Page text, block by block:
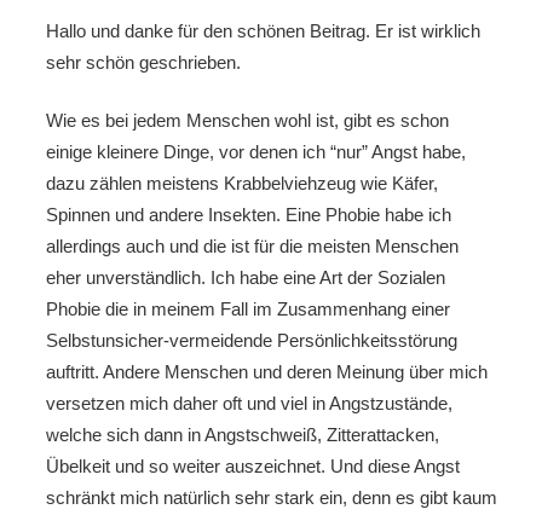
Hallo und danke für den schönen Beitrag. Er ist wirklich
sehr schön geschrieben.
Wie es bei jedem Menschen wohl ist, gibt es schon
einige kleinere Dinge, vor denen ich “nur” Angst habe,
dazu zählen meistens Krabbelviehzeug wie Käfer,
Spinnen und andere Insekten. Eine Phobie habe ich
allerdings auch und die ist für die meisten Menschen
eher unverständlich. Ich habe eine Art der Sozialen
Phobie die in meinem Fall im Zusammenhang einer
Selbstunsicher-vermeidende Persönlichkeitsstörung
auftritt. Andere Menschen und deren Meinung über mich
versetzen mich daher oft und viel in Angstzustände,
welche sich dann in Angstschweiß, Zitterattacken,
Übelkeit und so weiter auszeichnet. Und diese Angst
schränkt mich natürlich sehr stark ein, denn es gibt kaum